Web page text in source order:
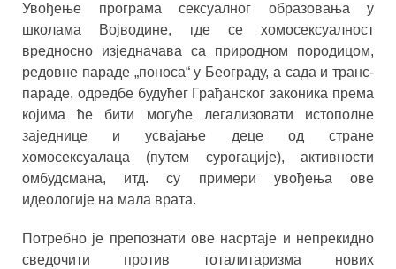
Увођење програма сексуалног образовања у
школама Војводине, где се хомосексуалност
вредносно изједначава са природном породицом,
редовне параде „поноса“ у Београду, а сада и транс-
параде, одредбе будућег Грађанског законика према
којима ће бити могуће легализовати истополне
заједнице и усвајање деце од стране
хомосексуалаца (путем сурогације), активности
омбудсмана, итд. су примери увођења ове
идеологије на мала врата.
Потребно је препознати ове насртаје и непрекидно
сведочити против тоталитаризма нових